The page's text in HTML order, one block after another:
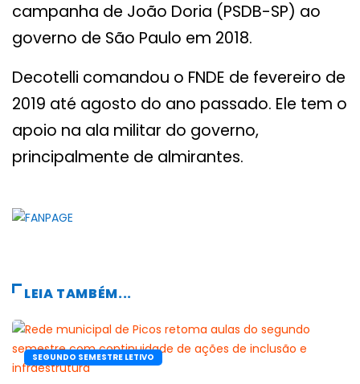
campanha de João Doria (PSDB-SP) ao
governo de São Paulo em 2018.
Decotelli comandou o FNDE de fevereiro de
2019 até agosto do ano passado. Ele tem o
apoio na ala militar do governo,
principalmente de almirantes.
LEIA TAMBÉM...
SEGUNDO SEMESTRE LETIVO